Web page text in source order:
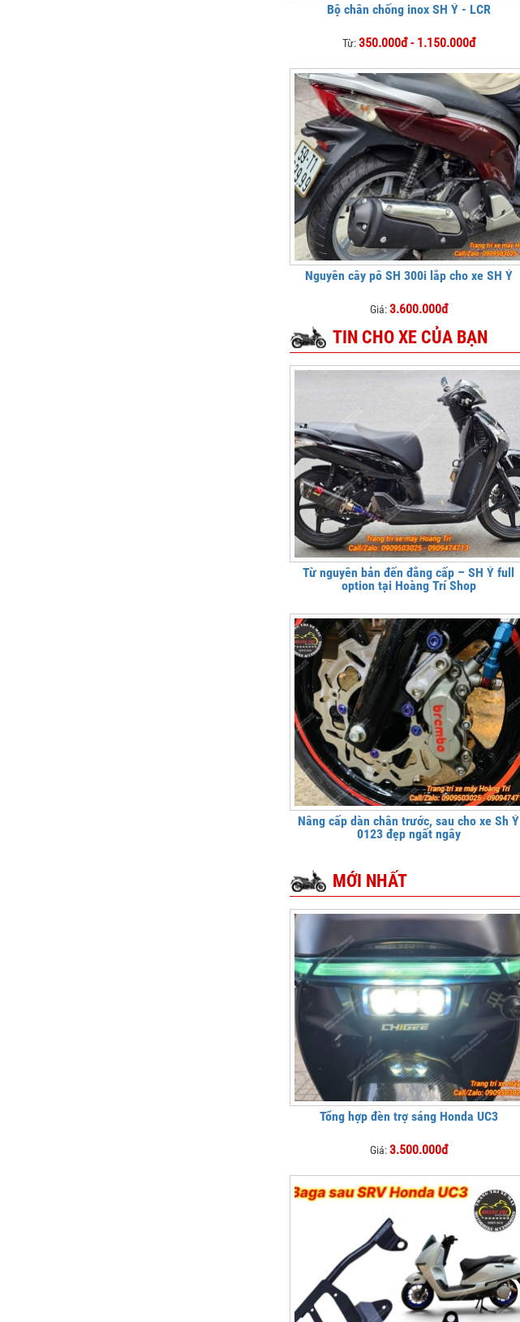
Bộ chân chống inox SH Ý - LCR
Từ:350.000đ - 1.150.000đ
Nguyên cây pô SH 300i lắp cho xe SH Ý
Giá:3.600.000đ
TIN CHO XE CỦA BẠN
Từ nguyên bản đến đẳng cấp – SH Ý full
option tại Hoàng Trí Shop
Nâng cấp dàn chân trước, sau cho xe Sh Ý
0123 đẹp ngất ngây
MỚI NHẤT
Tổng hợp đèn trợ sáng Honda UC3
Giá:3.500.000đ